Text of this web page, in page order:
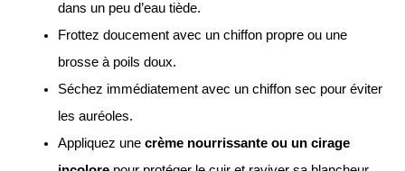
dans un peu d’eau tiède.
Frottez doucement avec un chiffon propre ou une
brosse à poils doux.
Séchez immédiatement avec un chiffon sec pour éviter
les auréoles.
Appliquez une crème nourrissante ou un cirage